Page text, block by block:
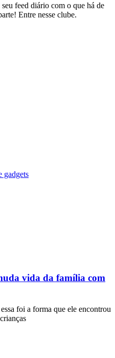
feed diário com o que há de
Entre nesse clube.
gadgets
vida da família com
foi a forma que ele encontrou